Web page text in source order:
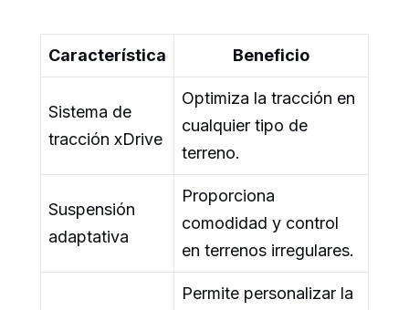
Característica Beneficio
Sistema de
tracción xDrive
Optimiza la tracción en
cualquier tipo de
terreno.
Suspensión
adaptativa
Proporciona
comodidad y control
en terrenos irregulares.
Permite personalizar la